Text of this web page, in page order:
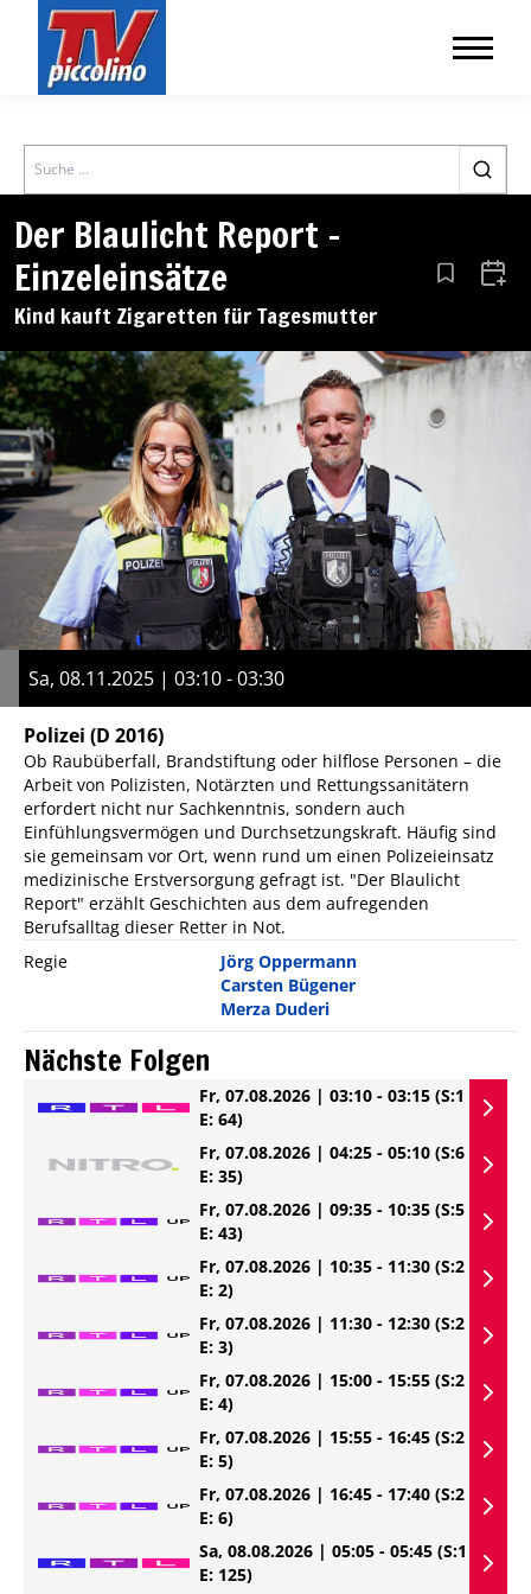
Search
Der Blaulicht Report –
Einzeleinsätze
Kind kauft Zigaretten für Tagesmutter
Aus den
Sa, 08.11.2025 | 03:10 - 03:30
Polizei (D 2016)
Ob Raubüberfall, Brandstiftung oder hilflose Personen – die
Arbeit von Polizisten, Notärzten und Rettungssanitätern
erfordert nicht nur Sachkenntnis, sondern auch
Einfühlungsvermögen und Durchsetzungskraft. Häufig sind
sie gemeinsam vor Ort, wenn rund um einen Polizeieinsatz
medizinische Erstversorgung gefragt ist. "Der Blaulicht
Report" erzählt Geschichten aus dem aufregenden
Berufsalltag dieser Retter in Not.
Regie
Jörg Oppermann
Carsten Bügener
Merza Duderi
Nächste Folgen
Fr, 07.08.2026 | 03:10 - 03:15 (S:1
E: 64)
Fr, 07.08.2026 | 04:25 - 05:10 (S:6
E: 35)
Fr, 07.08.2026 | 09:35 - 10:35 (S:5
E: 43)
Fr, 07.08.2026 | 10:35 - 11:30 (S:2
E: 2)
Fr, 07.08.2026 | 11:30 - 12:30 (S:2
E: 3)
Fr, 07.08.2026 | 15:00 - 15:55 (S:2
E: 4)
Fr, 07.08.2026 | 15:55 - 16:45 (S:2
E: 5)
Fr, 07.08.2026 | 16:45 - 17:40 (S:2
E: 6)
Sa, 08.08.2026 | 05:05 - 05:45 (S:1
E: 125)